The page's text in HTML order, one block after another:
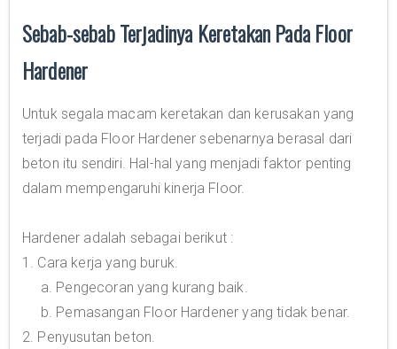
Sebab-sebab Terjadinya Keretakan Pada Floor
Hardener
Untuk segala macam keretakan dan kerusakan yang
terjadi pada Floor Hardener sebenarnya berasal dari
beton itu sendiri. Hal-hal yang menjadi faktor penting
dalam mempengaruhi kinerja Floor.
Hardener adalah sebagai berikut :
1. Cara kerja yang buruk.
a. Pengecoran yang kurang baik.
b. Pemasangan Floor Hardener yang tidak benar.
2. Penyusutan beton.